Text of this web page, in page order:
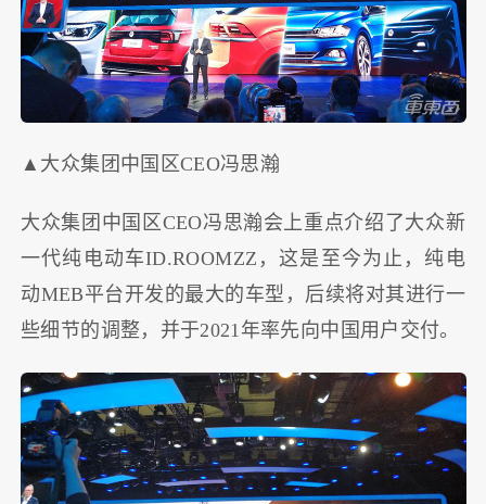
▲大众集团中国区CEO冯思瀚
大众集团中国区CEO冯思瀚会上重点介绍了大众新
一代纯电动车ID.ROOMZZ，这是至今为止，纯电
动MEB平台开发的最大的车型，后续将对其进行一
些细节的调整，并于2021年率先向中国用户交付。